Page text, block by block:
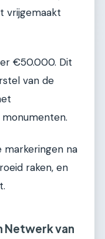
vrijgemaakt
€50.000. Dit
van de
markeringen na
raken, en
Netwerk van